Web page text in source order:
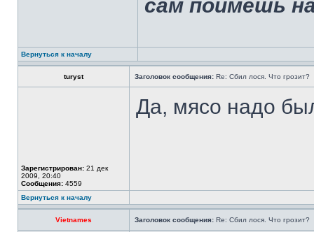
сам поймешь
Вернуться к началу
turyst Заголовок сообщения: Re: Сбил лося. Что грозит?
Зарегистрирован: 21 дек
2009, 20:40
Сообщения: 4559
Да, мясо надо
Вернуться к началу
Vietnames Заголовок сообщения: Re: Сбил лося. Что грозит?